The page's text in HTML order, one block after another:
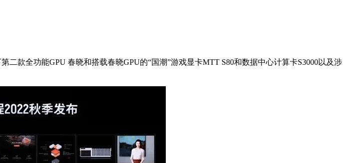
款全功能GPU 春晓和搭载春晓GPU的“国潮”游戏显卡MTT S80和数据中心计算卡S3000以及涉